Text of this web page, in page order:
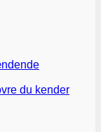
du kender